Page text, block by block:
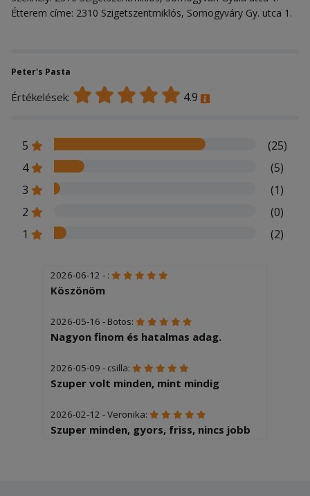
Étterem címe: 2310 Szigetszentmiklós, Somogyváry Gy. utca 1.
Peter's Pasta
Értékelések: 4.9
5
(25)
4
(5)
3
(1)
2
(0)
1
(2)
2026-06-12 - :
Köszönöm
2026-05-16 - Botos:
Nagyon finom és hatalmas adag.
2026-05-09 - csilla:
Szuper volt minden, mint mindig
2026-02-12 - Veronika:
Szuper minden, gyors, friss, nincs jobb